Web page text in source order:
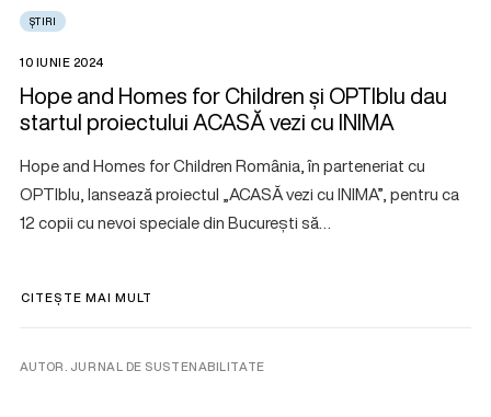
ȘTIRI
10 IUNIE 2024
Hope and Homes for Children și OPTIblu dau
startul proiectului ACASĂ vezi cu INIMA
Hope and Homes for Children România, în parteneriat cu
OPTIblu, lansează proiectul „ACASĂ vezi cu INIMA”, pentru ca
12 copii cu nevoi speciale din București să…
CITEȘTE MAI MULT
AUTOR. JURNAL DE SUSTENABILITATE